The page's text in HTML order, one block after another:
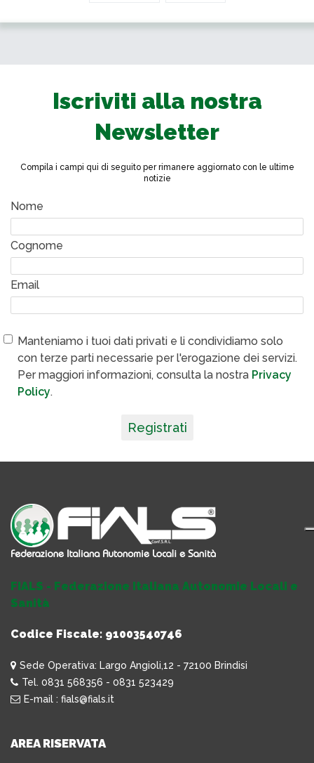
Iscriviti alla nostra
Newsletter
Compila i campi qui di seguito per rimanere aggiornato con le ultime
notizie
Nome
Cognome
Email
Manteniamo i tuoi dati privati e li condividiamo solo
con terze parti necessarie per l'erogazione dei servizi.
Per maggiori informazioni, consulta la nostra Privacy
Policy.
Registrati
FIALS - Federazione Italiana Autonomie Locali e
Sanità
Codice Fiscale: 91003540746
Sede Operativa: Largo Angioli,12 - 72100 Brindisi
Tel. 0831 568356 - 0831 523429
E-mail : fials@fials.it
AREA RISERVATA